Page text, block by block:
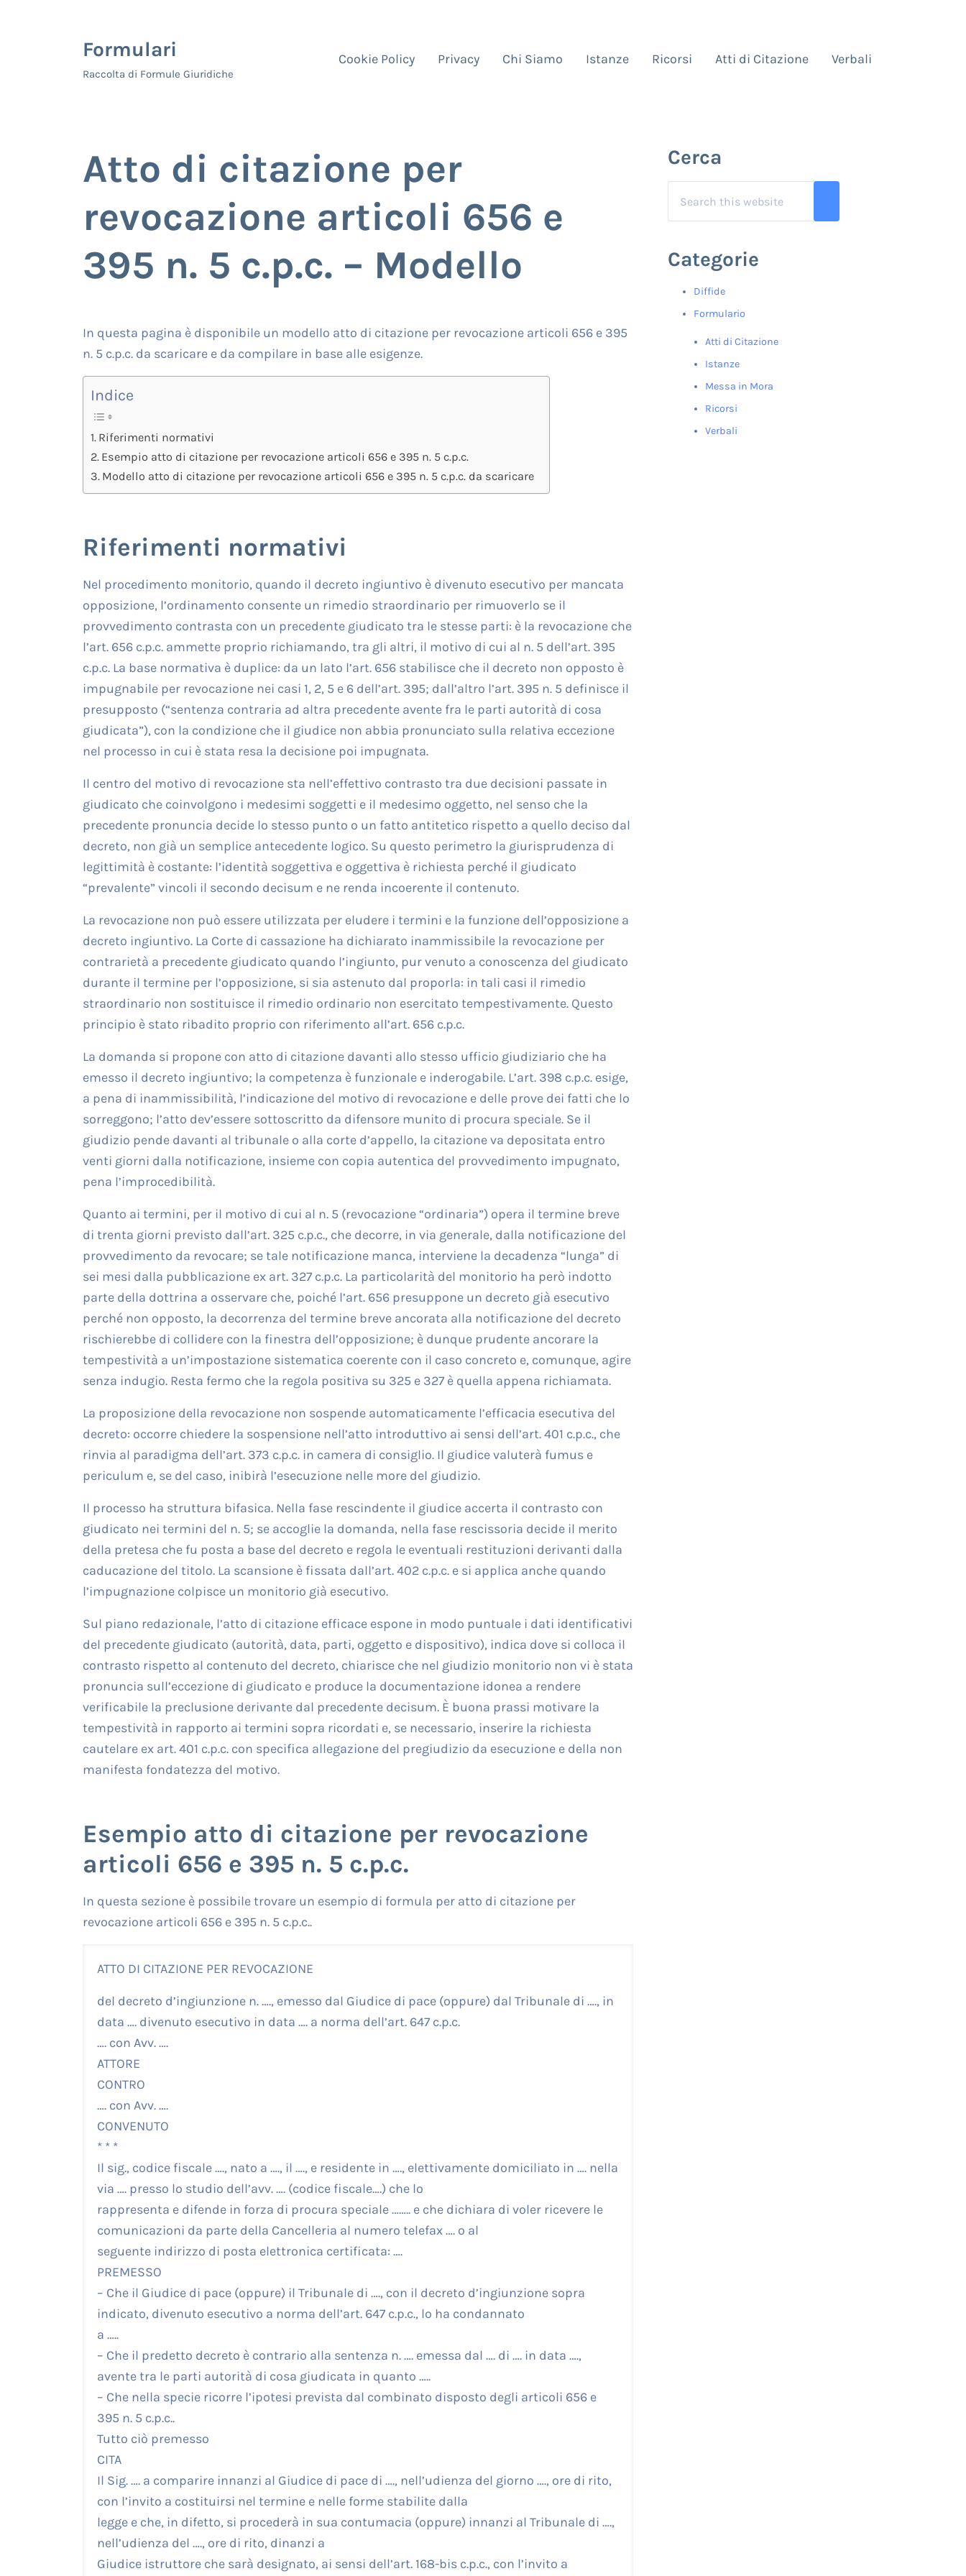
Formulari
Raccolta di Formule Giuridiche
Cookie Policy Privacy Chi Siamo Istanze Ricorsi Atti di Citazione Verbali
Atto di citazione per
revocazione articoli 656 e
395 n. 5 c.p.c. – Modello
In questa pagina è disponibile un modello atto di citazione per revocazione articoli 656 e 395
n. 5 c.p.c. da scaricare e da compilare in base alle esigenze.
Indice
Riferimenti normativi
Esempio atto di citazione per revocazione articoli 656 e 395 n. 5 c.p.c.
Modello atto di citazione per revocazione articoli 656 e 395 n. 5 c.p.c. da scaricare
Riferimenti normativi
Nel procedimento monitorio, quando il decreto ingiuntivo è divenuto esecutivo per mancata
opposizione, l’ordinamento consente un rimedio straordinario per rimuoverlo se il
provvedimento contrasta con un precedente giudicato tra le stesse parti: è la revocazione che
l’art. 656 c.p.c. ammette proprio richiamando, tra gli altri, il motivo di cui al n. 5 dell’art. 395
c.p.c. La base normativa è duplice: da un lato l’art. 656 stabilisce che il decreto non opposto è
impugnabile per revocazione nei casi 1, 2, 5 e 6 dell’art. 395; dall’altro l’art. 395 n. 5 definisce il
presupposto (“sentenza contraria ad altra precedente avente fra le parti autorità di cosa
giudicata”), con la condizione che il giudice non abbia pronunciato sulla relativa eccezione
nel processo in cui è stata resa la decisione poi impugnata.
Il centro del motivo di revocazione sta nell’effettivo contrasto tra due decisioni passate in
giudicato che coinvolgono i medesimi soggetti e il medesimo oggetto, nel senso che la
precedente pronuncia decide lo stesso punto o un fatto antitetico rispetto a quello deciso dal
decreto, non già un semplice antecedente logico. Su questo perimetro la giurisprudenza di
legittimità è costante: l’identità soggettiva e oggettiva è richiesta perché il giudicato
“prevalente” vincoli il secondo decisum e ne renda incoerente il contenuto.
La revocazione non può essere utilizzata per eludere i termini e la funzione dell’opposizione a
decreto ingiuntivo. La Corte di cassazione ha dichiarato inammissibile la revocazione per
contrarietà a precedente giudicato quando l’ingiunto, pur venuto a conoscenza del giudicato
durante il termine per l’opposizione, si sia astenuto dal proporla: in tali casi il rimedio
straordinario non sostituisce il rimedio ordinario non esercitato tempestivamente. Questo
principio è stato ribadito proprio con riferimento all’art. 656 c.p.c.
La domanda si propone con atto di citazione davanti allo stesso ufficio giudiziario che ha
emesso il decreto ingiuntivo; la competenza è funzionale e inderogabile. L’art. 398 c.p.c. esige,
a pena di inammissibilità, l’indicazione del motivo di revocazione e delle prove dei fatti che lo
sorreggono; l’atto dev’essere sottoscritto da difensore munito di procura speciale. Se il
giudizio pende davanti al tribunale o alla corte d’appello, la citazione va depositata entro
venti giorni dalla notificazione, insieme con copia autentica del provvedimento impugnato,
pena l’improcedibilità.
Quanto ai termini, per il motivo di cui al n. 5 (revocazione “ordinaria”) opera il termine breve
di trenta giorni previsto dall’art. 325 c.p.c., che decorre, in via generale, dalla notificazione del
provvedimento da revocare; se tale notificazione manca, interviene la decadenza “lunga” di
sei mesi dalla pubblicazione ex art. 327 c.p.c. La particolarità del monitorio ha però indotto
parte della dottrina a osservare che, poiché l’art. 656 presuppone un decreto già esecutivo
perché non opposto, la decorrenza del termine breve ancorata alla notificazione del decreto
rischierebbe di collidere con la finestra dell’opposizione; è dunque prudente ancorare la
tempestività a un’impostazione sistematica coerente con il caso concreto e, comunque, agire
senza indugio. Resta fermo che la regola positiva su 325 e 327 è quella appena richiamata.
La proposizione della revocazione non sospende automaticamente l’efficacia esecutiva del
decreto: occorre chiedere la sospensione nell’atto introduttivo ai sensi dell’art. 401 c.p.c., che
rinvia al paradigma dell’art. 373 c.p.c. in camera di consiglio. Il giudice valuterà fumus e
periculum e, se del caso, inibirà l’esecuzione nelle more del giudizio.
Il processo ha struttura bifasica. Nella fase rescindente il giudice accerta il contrasto con
giudicato nei termini del n. 5; se accoglie la domanda, nella fase rescissoria decide il merito
della pretesa che fu posta a base del decreto e regola le eventuali restituzioni derivanti dalla
caducazione del titolo. La scansione è fissata dall’art. 402 c.p.c. e si applica anche quando
l’impugnazione colpisce un monitorio già esecutivo.
Sul piano redazionale, l’atto di citazione efficace espone in modo puntuale i dati identificativi
del precedente giudicato (autorità, data, parti, oggetto e dispositivo), indica dove si colloca il
contrasto rispetto al contenuto del decreto, chiarisce che nel giudizio monitorio non vi è stata
pronuncia sull’eccezione di giudicato e produce la documentazione idonea a rendere
verificabile la preclusione derivante dal precedente decisum. È buona prassi motivare la
tempestività in rapporto ai termini sopra ricordati e, se necessario, inserire la richiesta
cautelare ex art. 401 c.p.c. con specifica allegazione del pregiudizio da esecuzione e della non
manifesta fondatezza del motivo.
Esempio atto di citazione per revocazione
articoli 656 e 395 n. 5 c.p.c.
In questa sezione è possibile trovare un esempio di formula per atto di citazione per
revocazione articoli 656 e 395 n. 5 c.p.c..
ATTO DI CITAZIONE PER REVOCAZIONE
del decreto d’ingiunzione n. …., emesso dal Giudice di pace (oppure) dal Tribunale di …., in
data …. divenuto esecutivo in data …. a norma dell’art. 647 c.p.c.
…. con Avv. ….
ATTORE
CONTRO
…. con Avv. ….
CONVENUTO
* * *
Il sig., codice fiscale …., nato a …., il …., e residente in …., elettivamente domiciliato in …. nella
via …. presso lo studio dell’avv. …. (codice fiscale….) che lo
rappresenta e difende in forza di procura speciale …….. e che dichiara di voler ricevere le
comunicazioni da parte della Cancelleria al numero telefax …. o al
seguente indirizzo di posta elettronica certificata: ….
PREMESSO
– Che il Giudice di pace (oppure) il Tribunale di …., con il decreto d’ingiunzione sopra
indicato, divenuto esecutivo a norma dell’art. 647 c.p.c., lo ha condannato
a …..
– Che il predetto decreto è contrario alla sentenza n. …. emessa dal …. di …. in data ….,
avente tra le parti autorità di cosa giudicata in quanto …..
– Che nella specie ricorre l’ipotesi prevista dal combinato disposto degli articoli 656 e
395 n. 5 c.p.c..
Tutto ciò premesso
CITA
Il Sig. …. a comparire innanzi al Giudice di pace di …., nell’udienza del giorno …., ore di rito,
con l’invito a costituirsi nel termine e nelle forme stabilite dalla
legge e che, in difetto, si procederà in sua contumacia (oppure) innanzi al Tribunale di ….,
nell’udienza del …., ore di rito, dinanzi a
Giudice istruttore che sarà designato, ai sensi dell’art. 168-bis c.p.c., con l’invito a
Sidebar
Cerca
Categorie
Diffide
Formulario
Atti di Citazione
Istanze
Messa in Mora
Ricorsi
Verbali